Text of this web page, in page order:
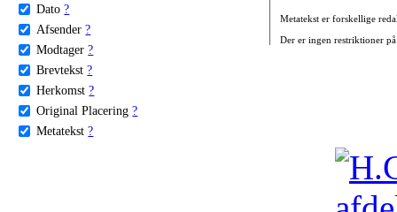
Dato ?
Afsender ?
Modtager ?
Brevtekst ?
Herkomst ?
Original Placering ?
Metatekst ?
Metatekst er forskellige
Der er ingen restriktioner